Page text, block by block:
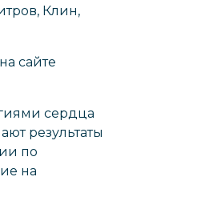
Клин,
сайте
сердца
результаты
по
на